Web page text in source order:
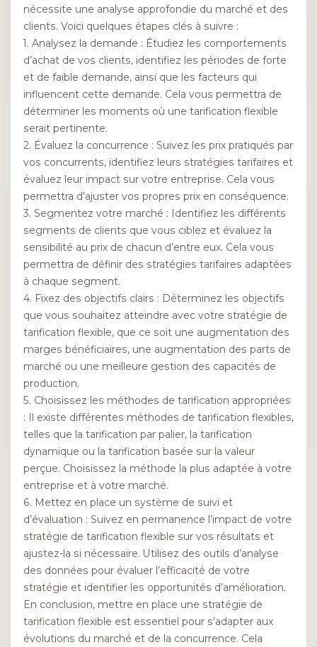
nécessite une analyse approfondie du marché et des
clients. Voici quelques étapes clés à suivre :
1. Analysez la demande : Étudiez les comportements
d’achat de vos clients, identifiez les périodes de forte
et de faible demande, ainsi que les facteurs qui
influencent cette demande. Cela vous permettra de
déterminer les moments où une tarification flexible
serait pertinente.
2. Évaluez la concurrence : Suivez les prix pratiqués par
vos concurrents, identifiez leurs stratégies tarifaires et
évaluez leur impact sur votre entreprise. Cela vous
permettra d’ajuster vos propres prix en conséquence.
3. Segmentez votre marché : Identifiez les différents
segments de clients que vous ciblez et évaluez la
sensibilité au prix de chacun d’entre eux. Cela vous
permettra de définir des stratégies tarifaires adaptées
à chaque segment.
4. Fixez des objectifs clairs : Déterminez les objectifs
que vous souhaitez atteindre avec votre stratégie de
tarification flexible, que ce soit une augmentation des
marges bénéficiaires, une augmentation des parts de
marché ou une meilleure gestion des capacités de
production.
5. Choisissez les méthodes de tarification appropriées
: Il existe différentes méthodes de tarification flexibles,
telles que la tarification par palier, la tarification
dynamique ou la tarification basée sur la valeur
perçue. Choisissez la méthode la plus adaptée à votre
entreprise et à votre marché.
6. Mettez en place un système de suivi et
d’évaluation : Suivez en permanence l’impact de votre
stratégie de tarification flexible sur vos résultats et
ajustez-la si nécessaire. Utilisez des outils d’analyse
des données pour évaluer l’efficacité de votre
stratégie et identifier les opportunités d’amélioration.
En conclusion, mettre en place une stratégie de
tarification flexible est essentiel pour s’adapter aux
évolutions du marché et de la concurrence. Cela